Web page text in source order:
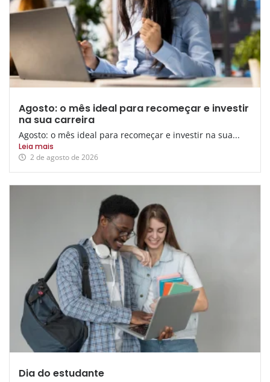
Agosto: o mês ideal para recomeçar e investir
na sua carreira
Agosto: o mês ideal para recomeçar e investir na sua...
Leia mais
2 de agosto de 2026
Dia do estudante